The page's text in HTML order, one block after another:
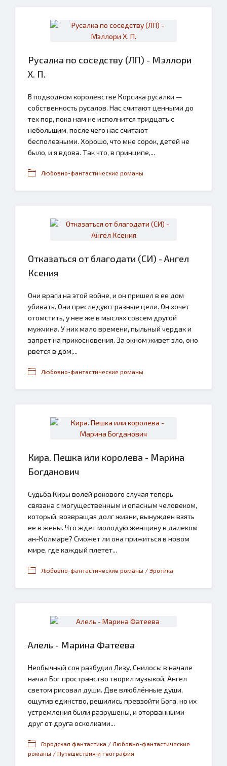
Русалка по соседству (ЛП) - Мэллори
Х. П.
В подводном королевстве Корсика русалки —
собственность русалов. Нас считают ценными до
тех пор, пока нам не исполнится тридцать с
небольшим, после чего нас считают
бесполезными. Хорошо, что мне сорок, детей не
было, и я вдова. Так что, в принципе,...
Любовно-фантастические романы
Отказаться от благодати (СИ) - Ангел
Ксения
Они враги на этой войне, и он пришел в ее дом
убивать. Они преследуют разные цели. Он хочет
отомстить, у нее же в мыслях совсем другой
мужчина. У них мало времени, пыльный чердак и
запрет на прикосновения. За окном живет зло, оно
рвется в дом,...
Любовно-фантастические романы
Кира. Пешка или королева - Марина
Богданович
Судьба Киры волей рокового случая теперь
связана с могущественным и опасным человеком,
который, возвращая долг жизни, вынужден взять
ее в жены. Что ждет молодую женщину в далеком
ан-Колмаре? Сможет ли она прижиться в новом
мире, где каждый плетет...
Любовно-фантастические романы / Эротика
Алель - Марина Фатеева
Необычный сон разбудил Лизу. Снилось: в начале
начал Бог пространство творил музыкой, Ангел
светом рисовал души. Две влюблённые души,
ощутив единство, решились превзойти Бога, но их
устремления были разрушены, и оторванными
друг от друга осколками...
Городская фантастика / Любовно-фантастические
романы / Путешествия и география